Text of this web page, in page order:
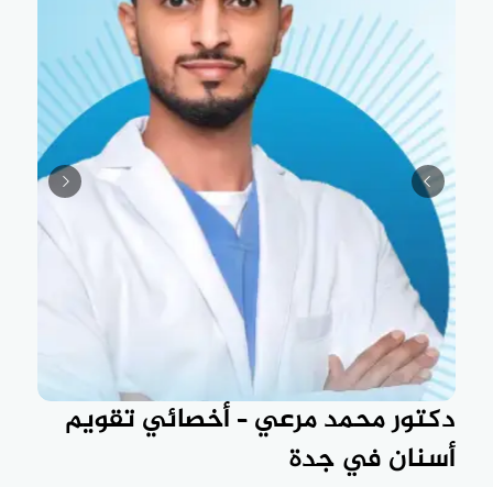
دكتور محمد مرعي – أخصائي تقويم
أسنان في جدة